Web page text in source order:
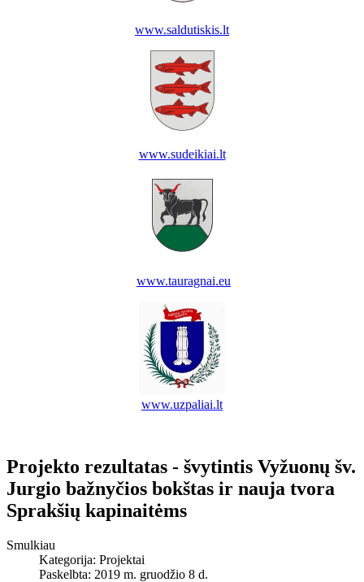
www.saldutiskis.lt
www.sudeikiai.lt
www.tauragnai.eu
www.uzpaliai.lt
Projekto rezultatas - švytintis Vyžuonų šv.
Jurgio bažnyčios bokštas ir nauja tvora
Sprakšių kapinaitėms
Smulkiau
Kategorija: Projektai
Paskelbta: 2019 m. gruodžio 8 d.